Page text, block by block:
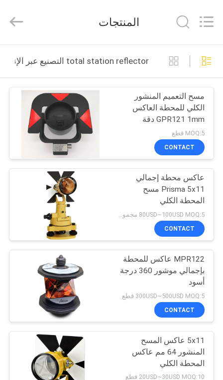
منزل،
بيت
منتجات
معلومات
جولة
المعمل
مراقبة
الجودة
اتصل
اطلب
اقتباس
Instrument
Co.,Ltd.
Reserved.
المنتجات
total station reflector التصنيع عبر الإنترنت
مسح التعميم المنشور
الكلي للمحطة العاكس
GPR121 1mm دقة
التمركز
MOQ:5 قطع
CONTACT
عاكس محطة إجمالي
Prisma 5x11 مسح
المحطة الكلي
CONTACT
MPR122 عاكس للمحطة
بإجمالي موشور 360 درجة
أسود
300USD~500USD MOQ:5 قطع
CONTACT
5x11 عاكس المسح
المنشور 64 مم عاكس
المحطة الكلي
20USD~30USD MOQ:10 قطع